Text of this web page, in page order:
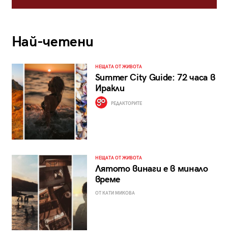
Най-четени
НЕЩАТА ОТ ЖИВОТА
Summer City Guide: 72 часа в
Иракли
РЕДАКТОРИТЕ
НЕЩАТА ОТ ЖИВОТА
Лятото винаги е в минало
време
ОТ КАТИ МИКОВА